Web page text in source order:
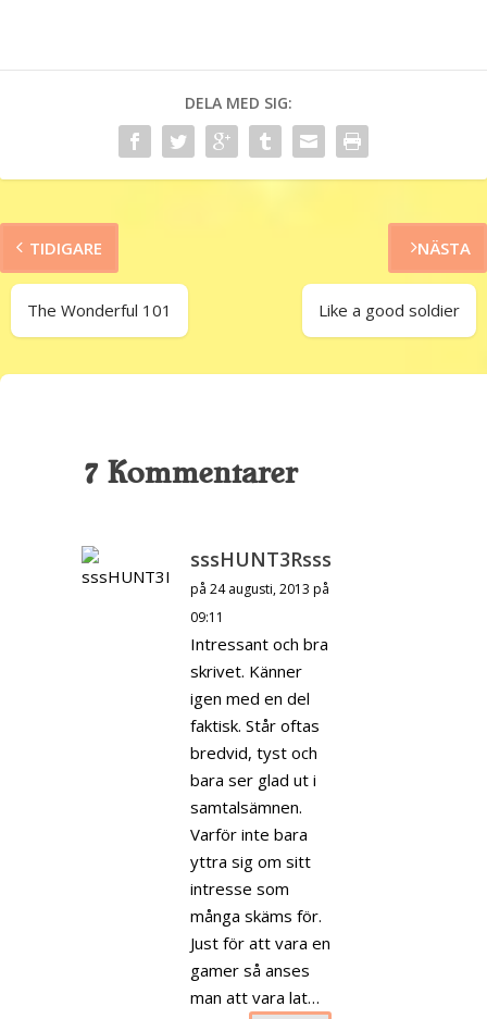
DELA MED SIG:
TIDIGARE
The Wonderful 101
NÄSTA
Like a good soldier
7 Kommentarer
sssHUNT3Rsss
på 24 augusti, 2013 på
09:11
Intressant och bra
skrivet. Känner
igen med en del
faktisk. Står oftas
bredvid, tyst och
bara ser glad ut i
samtalsämnen.
Varför inte bara
yttra sig om sitt
intresse som
många skäms för.
Just för att vara en
gamer så anses
man att vara lat…